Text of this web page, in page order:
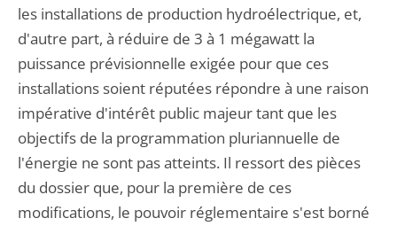
les installations de production hydroélectrique, et,
d'autre part, à réduire de 3 à 1 mégawatt la
puissance prévisionnelle exigée pour que ces
installations soient réputées répondre à une raison
impérative d'intérêt public majeur tant que les
objectifs de la programmation pluriannuelle de
l'énergie ne sont pas atteints. Il ressort des pièces
du dossier que, pour la première de ces
modifications, le pouvoir réglementaire s'est borné